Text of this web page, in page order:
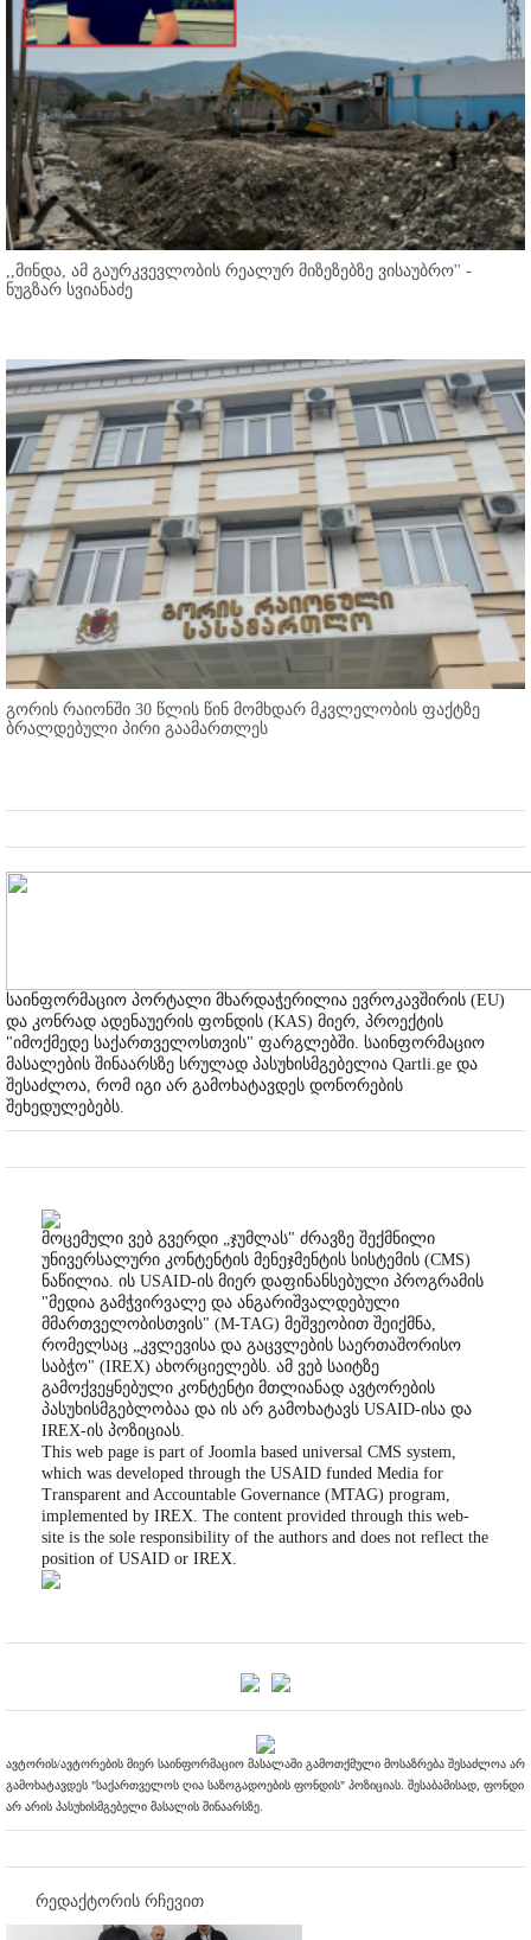
,,მინდა, ამ გაურკვევლობის რეალურ მიზეზებზე ვისაუბრო'' -
ნუგზარ სვიანაძე
გორის რაიონში 30 წლის წინ მომხდარ მკვლელობის ფაქტზე
ბრალდებული პირი გაამართლეს
საინფორმაციო პორტალი მხარდაჭერილია ევროკავშირის (EU)
და კონრად ადენაუერის ფონდის (KAS) მიერ, პროექტის
"იმოქმედე საქართველოსთვის" ფარგლებში. საინფორმაციო
მასალების შინაარსზე სრულად პასუხისმგებელია Qartli.ge და
შესაძლოა, რომ იგი არ გამოხატავდეს დონორების
შეხედულებებს.
მოცემული ვებ გვერდი „ჯუმლას" ძრავზე შექმნილი
უნივერსალური კონტენტის მენეჯმენტის სისტემის (CMS)
ნაწილია. ის USAID-ის მიერ დაფინანსებული პროგრამის
"მედია გამჭვირვალე და ანგარიშვალდებული
მმართველობისთვის" (M-TAG) მეშვეობით შეიქმნა,
რომელსაც „კვლევისა და გაცვლების საერთაშორისო
საბჭო" (IREX) ახორციელებს. ამ ვებ საიტზე
გამოქვეყნებული კონტენტი მთლიანად ავტორების
პასუხისმგებლობაა და ის არ გამოხატავს USAID-ისა და
IREX-ის პოზიციას.
This web page is part of Joomla based universal CMS system,
which was developed through the USAID funded Media for
Transparent and Accountable Governance (MTAG) program,
implemented by IREX. The content provided through this web-
site is the sole responsibility of the authors and does not reflect the
position of USAID or IREX.
ავტორის/ავტორების მიერ საინფორმაციო მასალაში გამოთქმული მოსაზრება შესაძლოა არ
გამოხატავდეს "საქართველოს ღია საზოგადოების ფონდის" პოზიციას. შესაბამისად, ფონდი
არ არის პასუხისმგებელი მასალის შინაარსზე.
რედაქტორის რჩევით